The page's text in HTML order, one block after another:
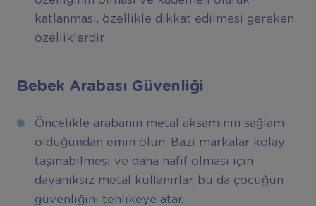
katlanması, özellikle dikkat edilmesi gereken
özelliklerdir.
Bebek Arabası Güvenliği
Öncelikle arabanın metal aksamının sağlam
olduğundan emin olun. Bazı markalar kolay
taşınabilmesi ve daha hafif olması için
dayanıksız metal kullanırlar, bu da çocuğun
güvenliğini tehlikeye atar.